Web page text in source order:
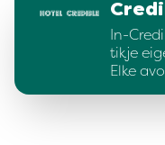
In-
tikje
Elke